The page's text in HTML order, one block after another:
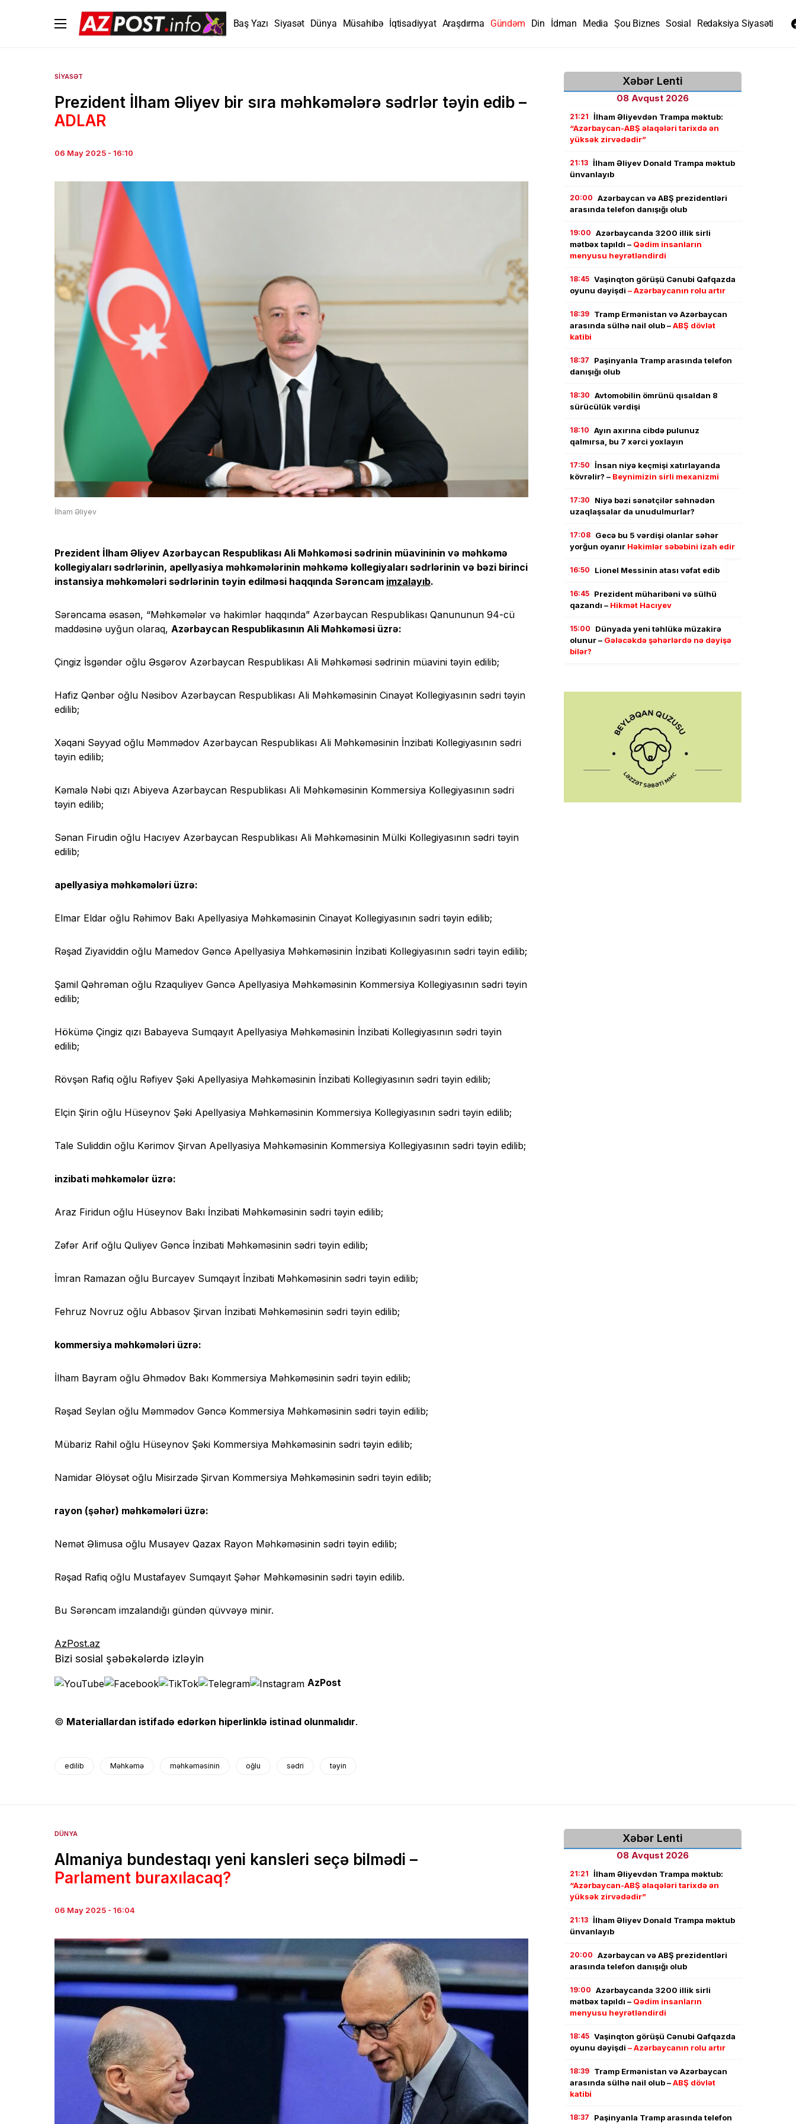
Baş Yazı Siyasət Dünya Müsahibə İqtisadiyyat Araşdırma Gündəm Din İdman Media Şou Biznes Sosial Redaksiya Siyasəti
SIYASƏT
Prezident İlham Əliyev bir sıra məhkəmələrə sədrlər təyin edib –
ADLAR
06 May 2025 - 16:10
İlham Əliyev
Prezident İlham Əliyev Azərbaycan Respublikası Ali Məhkəməsi sədrinin müavininin və məhkəmə
kollegiyaları sədrlərinin, apellyasiya məhkəmələrinin məhkəmə kollegiyaları sədrlərinin və bəzi birinci
instansiya məhkəmələri sədrlərinin təyin edilməsi haqqında Sərəncam imzalayıb.
Sərəncama əsasən, “Məhkəmələr və hakimlər haqqında” Azərbaycan Respublikası Qanununun 94-cü
maddəsinə uyğun olaraq, Azərbaycan Respublikasının Ali Məhkəməsi üzrə:
Çingiz İsgəndər oğlu Əsgərov Azərbaycan Respublikası Ali Məhkəməsi sədrinin müavini təyin edilib;
Hafiz Qənbər oğlu Nəsibov Azərbaycan Respublikası Ali Məhkəməsinin Cinayət Kollegiyasının sədri təyin
edilib;
Xəqani Səyyad oğlu Məmmədov Azərbaycan Respublikası Ali Məhkəməsinin İnzibati Kollegiyasının sədri
təyin edilib;
Kəmalə Nəbi qızı Abiyeva Azərbaycan Respublikası Ali Məhkəməsinin Kommersiya Kollegiyasının sədri
təyin edilib;
Sənan Firudin oğlu Hacıyev Azərbaycan Respublikası Ali Məhkəməsinin Mülki Kollegiyasının sədri təyin
edilib;
apellyasiya məhkəmələri üzrə:
Elmar Eldar oğlu Rəhimov Bakı Apellyasiya Məhkəməsinin Cinayət Kollegiyasının sədri təyin edilib;
Rəşad Ziyaviddin oğlu Mamedov Gəncə Apellyasiya Məhkəməsinin İnzibati Kollegiyasının sədri təyin edilib;
Şamil Qəhrəman oğlu Rzaquliyev Gəncə Apellyasiya Məhkəməsinin Kommersiya Kollegiyasının sədri təyin
edilib;
Hökümə Çingiz qızı Babayeva Sumqayıt Apellyasiya Məhkəməsinin İnzibati Kollegiyasının sədri təyin
edilib;
Rövşən Rafiq oğlu Rəfiyev Şəki Apellyasiya Məhkəməsinin İnzibati Kollegiyasının sədri təyin edilib;
Elçin Şirin oğlu Hüseynov Şəki Apellyasiya Məhkəməsinin Kommersiya Kollegiyasının sədri təyin edilib;
Tale Suliddin oğlu Kərimov Şirvan Apellyasiya Məhkəməsinin Kommersiya Kollegiyasının sədri təyin edilib;
inzibati məhkəmələr üzrə:
Araz Firidun oğlu Hüseynov Bakı İnzibati Məhkəməsinin sədri təyin edilib;
Zəfər Arif oğlu Quliyev Gəncə İnzibati Məhkəməsinin sədri təyin edilib;
İmran Ramazan oğlu Burcayev Sumqayıt İnzibati Məhkəməsinin sədri təyin edilib;
Fehruz Novruz oğlu Abbasov Şirvan İnzibati Məhkəməsinin sədri təyin edilib;
kommersiya məhkəmələri üzrə:
İlham Bayram oğlu Əhmədov Bakı Kommersiya Məhkəməsinin sədri təyin edilib;
Rəşad Seylan oğlu Məmmədov Gəncə Kommersiya Məhkəməsinin sədri təyin edilib;
Mübariz Rahil oğlu Hüseynov Şəki Kommersiya Məhkəməsinin sədri təyin edilib;
Namidar Əlöysət oğlu Misirzadə Şirvan Kommersiya Məhkəməsinin sədri təyin edilib;
rayon (şəhər) məhkəmələri üzrə:
Nemət Əlimusa oğlu Musayev Qazax Rayon Məhkəməsinin sədri təyin edilib;
Rəşad Rafiq oğlu Mustafayev Sumqayıt Şəhər Məhkəməsinin sədri təyin edilib.
Bu Sərəncam imzalandığı gündən qüvvəyə minir.
AzPost.az
Bizi sosial şəbəkələrdə izləyin
AzPost
© Materiallardan istifadə edərkən hiperlinklə istinad olunmalıdır.
edilib Məhkəmə məhkəməsinin oğlu sədri təyin
Xəbər Lenti
08 Avqust 2026
21:21 İlham Əliyevdən Trampa məktub:
“Azərbaycan-ABŞ əlaqələri tarixdə ən
yüksək zirvədədir”
21:13 İlham Əliyev Donald Trampa məktub
ünvanlayıb
20:00 Azərbaycan və ABŞ prezidentləri
arasında telefon danışığı olub
19:00 Azərbaycanda 3200 illik sirli
mətbəx tapıldı – Qədim insanların
menyusu heyrətləndirdi
18:45 Vaşinqton görüşü Cənubi Qafqazda
oyunu dəyişdi – Azərbaycanın rolu artır
18:39 Tramp Ermənistan və Azərbaycan
arasında sülhə nail olub –ABŞ dövlət
katibi
18:37
Paşinyanla Tramp arasında telefon
danışığı olub
18:30 Avtomobilin ömrünü qısaldan 8
sürücülük vərdişi
18:10 Ayın axırına cibdə pulunuz
qalmırsa, bu 7 xərci yoxlayın
17:50 İnsan niyə keçmişi xatırlayanda
kövrəlir? – Beynimizin sirli mexanizmi
17:30
Niyə bəzi sənətçilər səhnədən
uzaqlaşsalar da unudulmurlar?
17:08 Gecə bu 5 vərdişi olanlar səhər
yorğun oyanır Həkimlər səbəbini izah edir
16:50 Lionel Messinin atası vəfat edib
16:45 Prezident müharibəni və sülhü
qazandı – Hikmət Hacıyev
15:00
Dünyada yeni təhlükə müzakirə
olunur – Gələcəkdə şəhərlərdə nə dəyişə
bilər?
DÜNYA
Almaniya bundestaqı yeni kansleri seçə bilmədi –
Parlament buraxılacaq?
06 May 2025 - 16:04
Xəbər Lenti
08 Avqust 2026
21:21 İlham Əliyevdən Trampa məktub:
“Azərbaycan-ABŞ əlaqələri tarixdə ən
yüksək zirvədədir”
21:13 İlham Əliyev Donald Trampa məktub
ünvanlayıb
20:00 Azərbaycan və ABŞ prezidentləri
arasında telefon danışığı olub
19:00 Azərbaycanda 3200 illik sirli
mətbəx tapıldı – Qədim insanların
menyusu heyrətləndirdi
18:45 Vaşinqton görüşü Cənubi Qafqazda
oyunu dəyişdi – Azərbaycanın rolu artır
18:39 Tramp Ermənistan və Azərbaycan
arasında sülhə nail olub –ABŞ dövlət
katibi
18:37
Paşinyanla Tramp arasında telefon